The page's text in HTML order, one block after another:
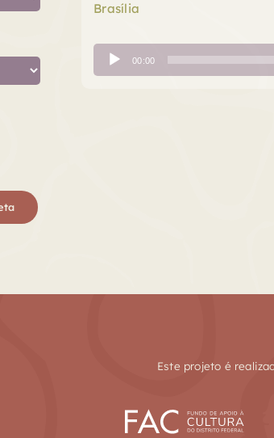
Brasília
Tocador
de
00:00
Este projeto é